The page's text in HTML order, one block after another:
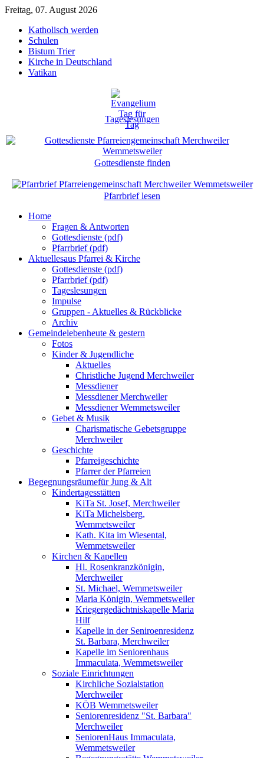
Freitag, 07. August 2026
Katholisch werden
Schulen
Bistum Trier
Kirche in Deutschland
Vatikan
Tageslesungen
Gottesdienste finden
Pfarrbrief lesen
Home
Fragen & Antworten
Gottesdienste (pdf)
Pfarrbrief (pdf)
Aktuellesaus Pfarrei & Kirche
Gottesdienste (pdf)
Pfarrbrief (pdf)
Tageslesungen
Impulse
Gruppen - Aktuelles & Rückblicke
Archiv
Gemeindelebenheute & gestern
Fotos
Kinder & Jugendliche
Aktuelles
Christliche Jugend Merchweiler
Messdiener
Messdiener Merchweiler
Messdiener Wemmetsweiler
Gebet & Musik
Charismatische Gebetsgruppe
Merchweiler
Geschichte
Pfarreigeschichte
Pfarrer der Pfarreien
Begegnungsräumefür Jung & Alt
Kindertagesstätten
KiTa St. Josef, Merchweiler
KiTa Michelsberg,
Wemmetsweiler
Kath. Kita im Wiesental,
Wemmetsweiler
Kirchen & Kapellen
Hl. Rosenkranzkönigin,
Merchweiler
St. Michael, Wemmetsweiler
Maria Königin, Wemmetsweiler
Kriegergedächtniskapelle Maria
Hilf
Kapelle in der Seniroenresidenz
St. Barbara, Merchweiler
Kapelle im Seniorenhaus
Immaculata, Wemmetsweiler
Soziale Einrichtungen
Kirchliche Sozialstation
Merchweiler
KÖB Wemmetsweiler
Seniorenresidenz "St. Barbara"
Merchweiler
SeniorenHaus Immaculata,
Wemmetsweiler